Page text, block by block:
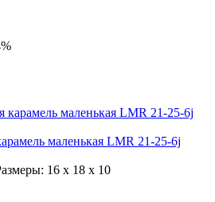
маленькая LMR 21-25-6j
16 x 18 x 10